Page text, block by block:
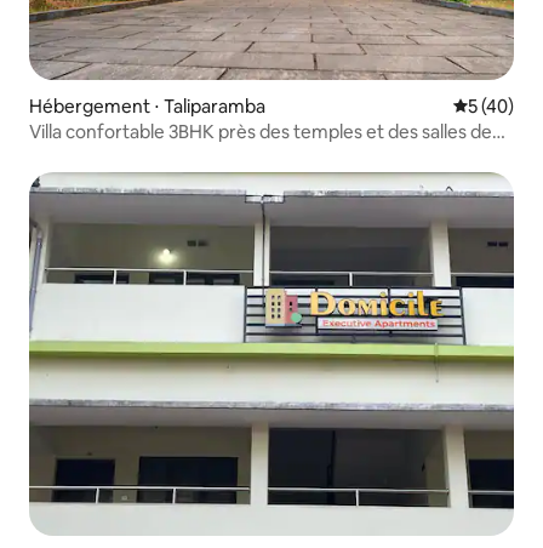
Hébergement ⋅ Taliparamba
5 (40)
Villa confortable 3BHK près des temples et des salles de